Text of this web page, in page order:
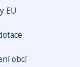
EU
obcí